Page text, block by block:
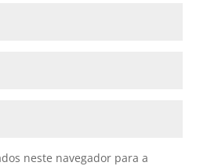
neste navegador para a